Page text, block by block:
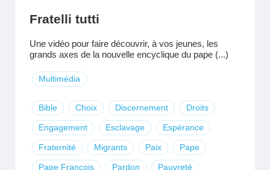
Fratelli tutti
Une vidéo pour faire découvrir, à vos jeunes, les
grands axes de la nouvelle encyclique du pape (...)
Multimédia
Bible Choix Discernement Droits
Engagement Esclavage Espérance
Fraternité Migrants Paix Pape
Pape François Pardon Pauvreté